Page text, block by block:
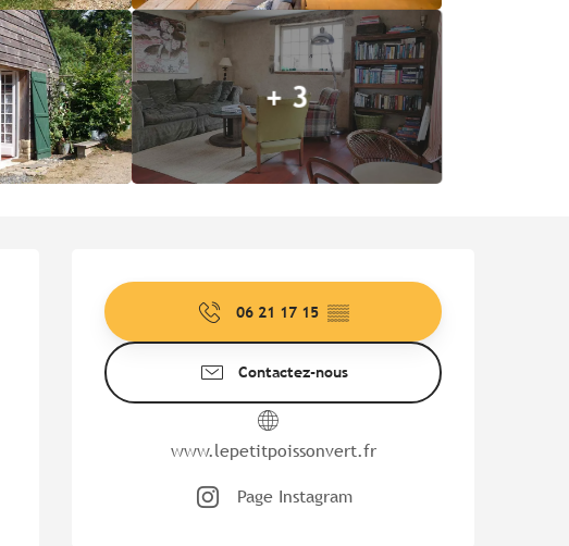
+ 3
Ouverture et coordonnées
06 21 17 15 ▒▒
Contactez-nous
www.lepetitpoissonvert.fr
Page Instagram